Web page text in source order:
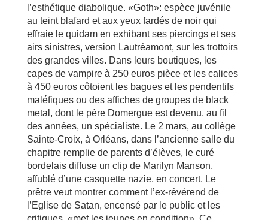
l’esthétique diabolique. «Goth»: espèce juvénile
au teint blafard et aux yeux fardés de noir qui
effraie le quidam en exhibant ses piercings et ses
airs sinistres, version Lautréamont, sur les trottoirs
des grandes villes. Dans leurs boutiques, les
capes de vampire à 250 euros pièce et les calices
à 450 euros côtoient les bagues et les pendentifs
maléfiques ou des affiches de groupes de black
metal, dont le père Domergue est devenu, au fil
des années, un spécialiste. Le 2 mars, au collège
Sainte-Croix, à Orléans, dans l’ancienne salle du
chapitre remplie de parents d’élèves, le curé
bordelais diffuse un clip de Marilyn Manson,
affublé d’une casquette nazie, en concert. Le
prêtre veut montrer comment l’ex-révérend de
l’Eglise de Satan, encensé par le public et les